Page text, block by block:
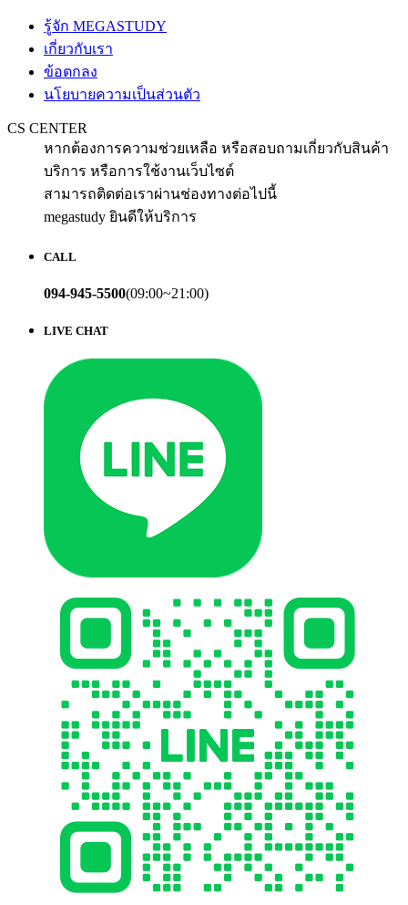
รู้จัก MEGASTUDY
เกี่ยวกับเรา
ข้อตกลง
นโยบายความเป็นส่วนตัว
CS CENTER
หากต้องการความช่วยเหลือ หรือสอบถามเกี่ยวกับสินค้า
บริการ หรือการใช้งานเว็บไซต์
สามารถติดต่อเราผ่านช่องทางต่อไปนี้
megastudy ยินดีให้บริการ
CALL
094-945-5500(09:00~21:00)
LIVE CHAT